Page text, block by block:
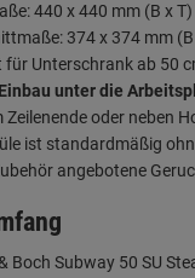
440 x 440 mm (B x T)
374 x 374 mm (B
für Unterschrank ab 50
unter die
Zeilenende oder neben
ist standardmäßig
angebotene
Boch Subway 50 SU